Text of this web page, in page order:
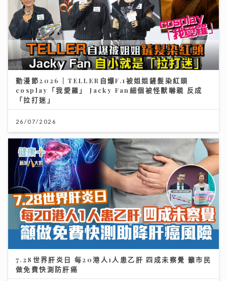
動漫節2026｜TELLER自爆F.1被姐姐鏟髮染紅頭
cosplay「我愛羅」 Jacky Fan細個被怪獸嚇親 反成
「拉打迷」
26/07/2026
7.28世界肝炎日 每20港人1人患乙肝 四成未察覺 籲市民
做免費快測防肝癌